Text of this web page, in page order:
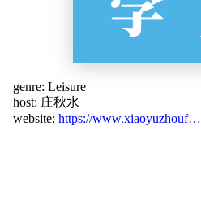
genre: Leisure
host: 庄秋水
website: https://www.xiaoyuzhouf…